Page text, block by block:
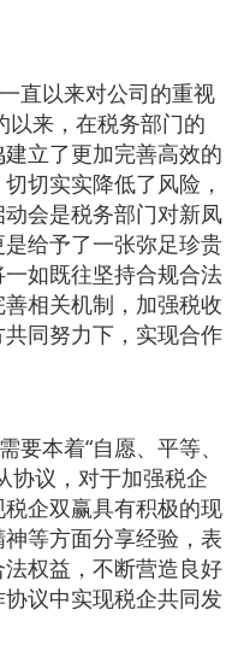
直以来对公司的重视
以来，在税务部门的
立了更加完善高效的
切实实降低了风险，
会是税务部门对新凤
给予了一张弥足珍贵
如既往坚持合规合法
相关机制，加强税收
同努力下，实现合作
本着“自愿、平等、
协议，对于加强税企
企双赢具有积极的现
等方面分享经验，表
权益，不断营造良好
议中实现税企共同发